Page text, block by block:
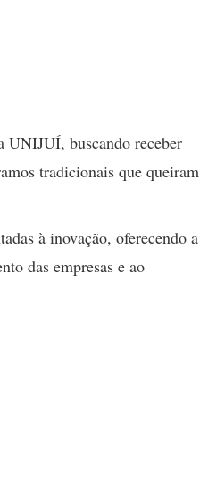
UNIJUÍ, buscando receber
tradicionais que queiram
à inovação, oferecendo a
das empresas e ao